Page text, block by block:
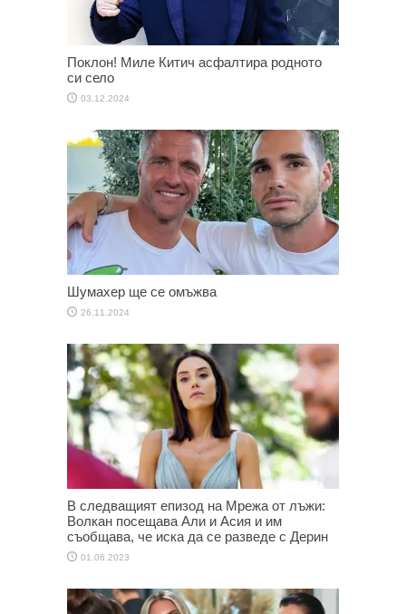
Поклон! Миле Китич асфалтира родното
си село
03.12.2024
Шумахер ще се омъжва
26.11.2024
В следващият епизод на Мрежа от лъжи:
Волкан посещава Али и Асия и им
съобщава, че иска да се разведе с Дерин
01.06.2023